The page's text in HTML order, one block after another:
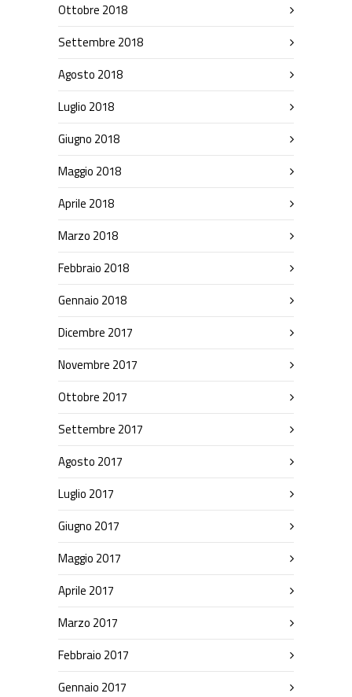
Ottobre 2018
Settembre 2018
Agosto 2018
Luglio 2018
Giugno 2018
Maggio 2018
Aprile 2018
Marzo 2018
Febbraio 2018
Gennaio 2018
Dicembre 2017
Novembre 2017
Ottobre 2017
Settembre 2017
Agosto 2017
Luglio 2017
Giugno 2017
Maggio 2017
Aprile 2017
Marzo 2017
Febbraio 2017
Gennaio 2017